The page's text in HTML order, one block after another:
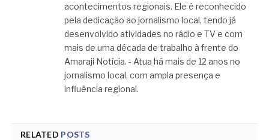
acontecimentos regionais. Ele é reconhecido
pela dedicação ao jornalismo local, tendo já
desenvolvido atividades no rádio e TV e com
mais de uma década de trabalho à frente do
Amaraji Notícia. - Atua há mais de 12 anos no
jornalismo local, com ampla presença e
influência regional.
RELATED POSTS